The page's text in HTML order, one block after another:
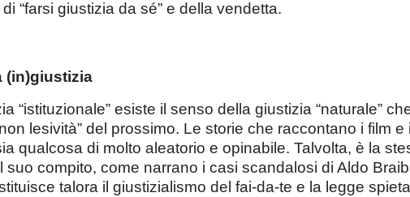
“farsi giustizia da sé” e della vendetta.
(in)giustizia
“istituzionale” esiste il senso della giustizia “naturale”
lesività” del prossimo. Le storie che raccontano i film
qualcosa di molto aleatorio e opinabile. Talvolta, è la
suo compito, come narrano i casi scandalosi di Aldo
talora il giustizialismo del fai-da-te e la legge